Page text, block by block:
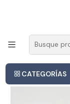
CATEGORÍAS